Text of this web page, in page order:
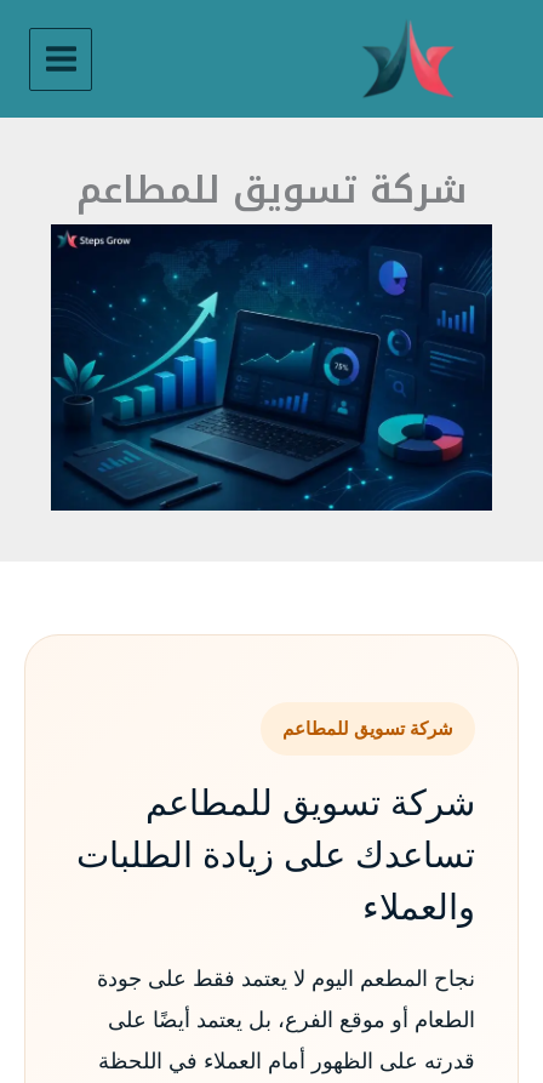
شركة تسويق للمطاعم
شركة تسويق للمطاعم
شركة تسويق للمطاعم
تساعدك على زيادة الطلبات
والعملاء
نجاح المطعم اليوم لا يعتمد فقط على جودة
الطعام أو موقع الفرع، بل يعتمد أيضًا على
قدرته على الظهور أمام العملاء في اللحظة